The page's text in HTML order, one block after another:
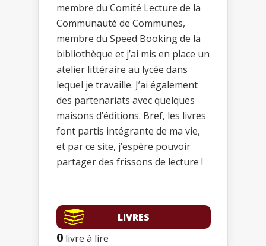
membre du Comité Lecture de la
Communauté de Communes,
membre du Speed Booking de la
bibliothèque et j’ai mis en place un
atelier littéraire au lycée dans
lequel je travaille. J’ai également
des partenariats avec quelques
maisons d’éditions. Bref, les livres
font partis intégrante de ma vie,
et par ce site, j’espère pouvoir
partager des frissons de lecture !
LIVRES
0 livre à lire